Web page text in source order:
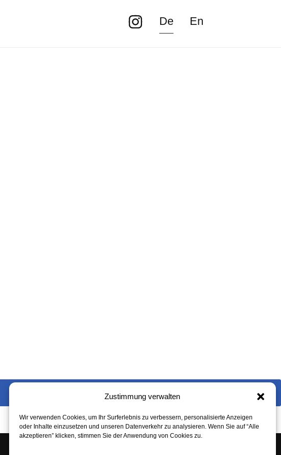
Zustimmung verwalten
Wir verwenden Cookies, um Ihr Surferlebnis zu verbessern, personalisierte Anzeigen
oder Inhalte einzusetzen und unseren Datenverkehr zu analysieren. Wenn Sie auf “Alle
akzeptieren” klicken, stimmen Sie der Anwendung von Cookies zu.
De En